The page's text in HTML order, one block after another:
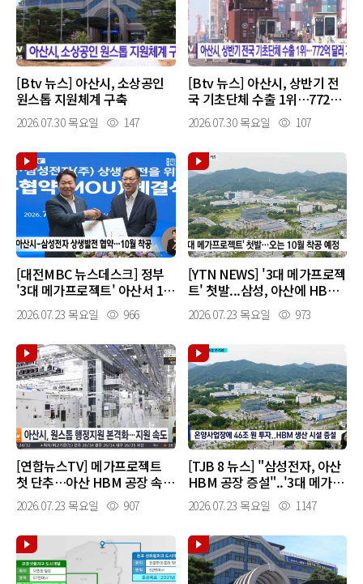
[Btv 뉴스] 아산시, 소상공인
원스톱 지원체계 구축
2026.07.30 목요일 147
[Btv 뉴스] 아산시, 상반기 전
국 기초단체 수출 1위…772억
달러 기록
2026.07.30 목요일 107
[대전MBC 뉴스데스크] 정부
'3대 메가프로젝트' 아산서 10
월에 첫 삽
2026.07.23 목요일 966
[YTN NEWS] '3대 메가프로젝
트' 첫발...삼성, 아산에 HBM
공장 10월 착공
2026.07.23 목요일 973
[연합뉴스TV] 메가프로젝트
첫 단추…아산 HBM 공장 속도
전
2026.07.23 목요일 907
[TJB 8 뉴스] "삼성전자, 아산
HBM 공장 증설"..'3대 메가'
충남서 첫발
2026.07.23 목요일 1147